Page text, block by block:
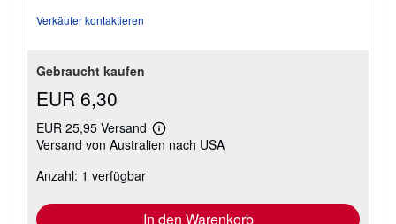
Verkäufer kontaktieren
Gebraucht kaufen
EUR 6,30
EUR 25,95 Versand
Weitere
Informationen
Versand von Australien nach USA
Anzahl: 1 verfügbar
In den Warenkorb